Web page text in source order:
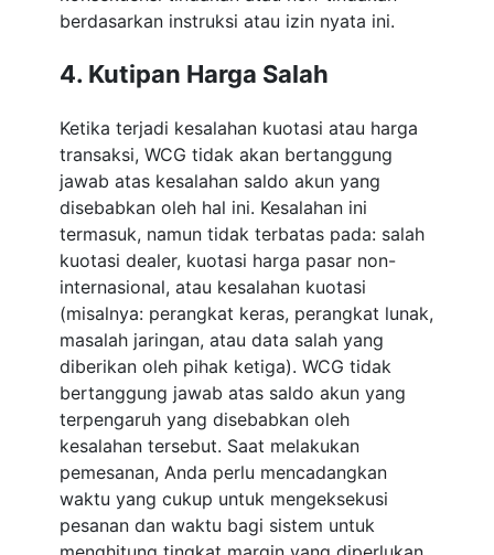
berdasarkan instruksi atau izin nyata ini.
4. Kutipan Harga Salah
Ketika terjadi kesalahan kuotasi atau harga
transaksi, WCG tidak akan bertanggung
jawab atas kesalahan saldo akun yang
disebabkan oleh hal ini. Kesalahan ini
termasuk, namun tidak terbatas pada: salah
kuotasi dealer, kuotasi harga pasar non-
internasional, atau kesalahan kuotasi
(misalnya: perangkat keras, perangkat lunak,
masalah jaringan, atau data salah yang
diberikan oleh pihak ketiga). WCG tidak
bertanggung jawab atas saldo akun yang
terpengaruh yang disebabkan oleh
kesalahan tersebut. Saat melakukan
pemesanan, Anda perlu mencadangkan
waktu yang cukup untuk mengeksekusi
pesanan dan waktu bagi sistem untuk